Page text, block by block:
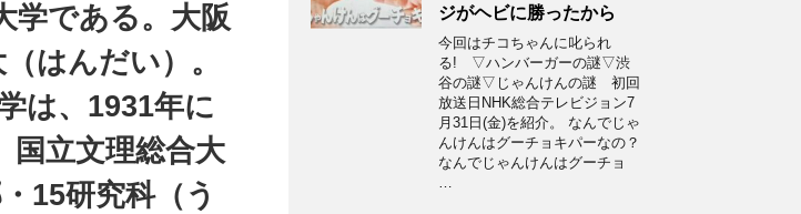
学である。大阪
はんだい）。
は、1931年に
国立文理総合大
15研究科（う
ジがヘビに勝ったから
今回はチコちゃんに叱られ
る! ▽ハンバーガーの謎▽渋
谷の謎▽じゃんけんの謎 初回
放送日NHK総合テレビジョン7
月31日(金)を紹介。 なんでじゃ
んけんはグーチョキパーなの？
なんでじゃんけんはグーチョ
…